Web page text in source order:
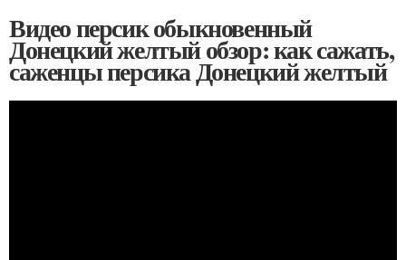
Видео персик обыкновенный
Донецкий желтый обзор: как сажать,
саженцы персика Донецкий желтый